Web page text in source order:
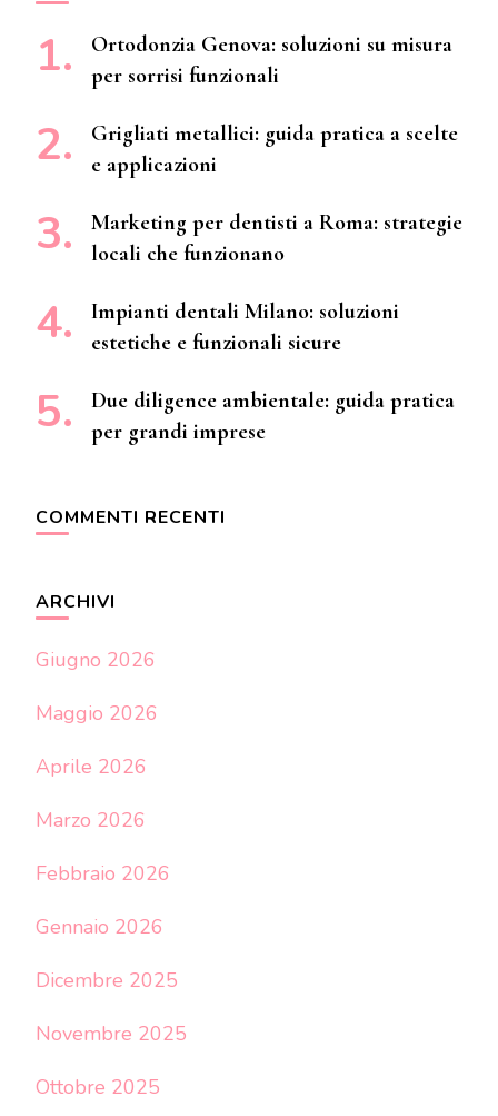
Ortodonzia Genova: soluzioni su misura
per sorrisi funzionali
Grigliati metallici: guida pratica a scelte
e applicazioni
Marketing per dentisti a Roma: strategie
locali che funzionano
Impianti dentali Milano: soluzioni
estetiche e funzionali sicure
Due diligence ambientale: guida pratica
per grandi imprese
COMMENTI RECENTI
ARCHIVI
Giugno 2026
Maggio 2026
Aprile 2026
Marzo 2026
Febbraio 2026
Gennaio 2026
Dicembre 2025
Novembre 2025
Ottobre 2025